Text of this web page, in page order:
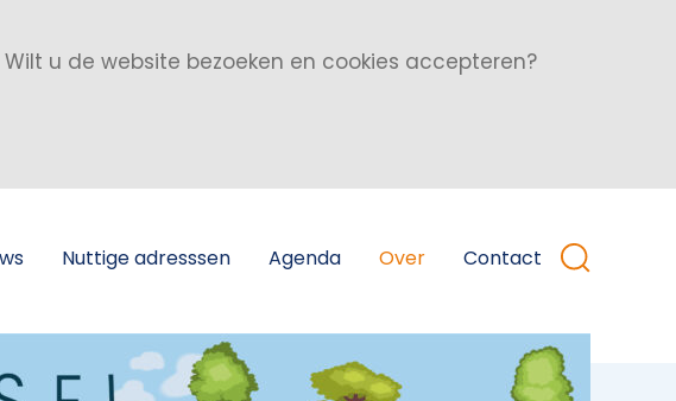
u de website bezoeken en cookies accepteren?
Nuttige adresssen Agenda Over Contact